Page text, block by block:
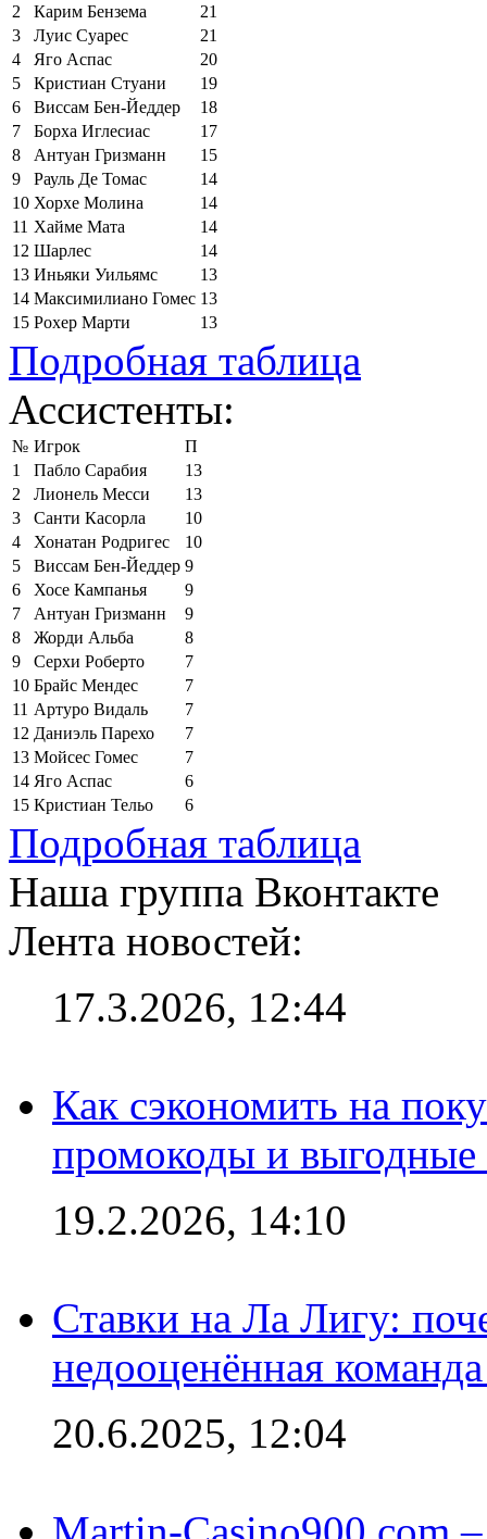
2
Карим Бензема
21
3
Луис Суарес
21
4
Яго Аспас
20
5
Кристиан Стуани
19
6
Виссам Бен-Йеддер
18
7
Борха Иглесиас
17
8
Антуан Гризманн
15
9
Рауль Де Томас
14
10 Хорхе Молина
14
11 Хайме Мата
14
12 Шарлес
14
13 Иньяки Уильямс
13
14 Максимилиано Гомес 13
15 Рохер Марти 13
Подробная таблица
Ассистенты:
№ Игрок
П
1
Пабло Сарабия
13
2
Лионель Месси
13
3
Санти Касорла
10
4
Хонатан Родригес
10
5
Виссам Бен-Йеддер 9
6
Хосе Кампанья
9
7
Антуан Гризманн
9
8
Жорди Альба
8
9
Серхи Роберто
7
10 Брайс Мендес
7
11 Артуро Видаль
7
12 Даниэль Парехо
7
13 Мойсес Гомес
7
14 Яго Аспас
6
15 Кристиан Тельо 6
Подробная таблица
Наша группа Вконтакте
Лента новостей:
17.3.2026, 12:44
Как сэкономить на
промокоды и выгодные
19.2.2026, 14:10
Ставки на Ла Лигу:
недооценённая
20.6.2025, 12:04